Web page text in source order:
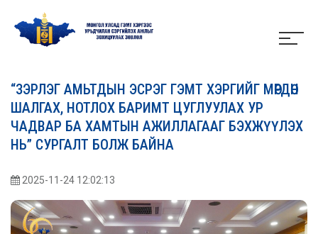
“ЗЭРЛЭГ АМЬТДЫН ЭСРЭГ ГЭМТ ХЭРГИЙГ МӨРДӨН
ШАЛГАХ, НОТЛОХ БАРИМТ ЦУГЛУУЛАХ УР
ЧАДВАР БА ХАМТЫН АЖИЛЛАГААГ БЭХЖҮҮЛЭХ
НЬ” СУРГАЛТ БОЛЖ БАЙНА
2025-11-24 12:02:13